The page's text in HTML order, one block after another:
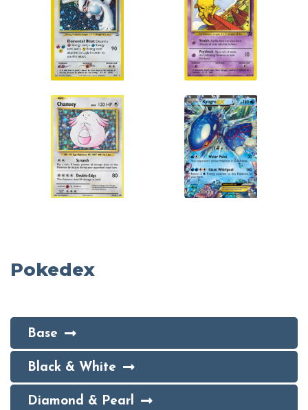
Pokedex
Base
Black & White
Diamond & Pearl